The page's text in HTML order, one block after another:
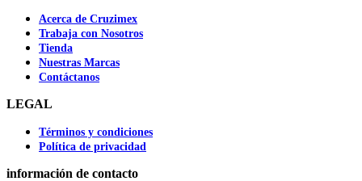
Acerca de Cruzimex
Trabaja con Nosotros
Tienda
Nuestras Marcas
Contáctanos
LEGAL
Términos y condiciones
Política de privacidad
información de contacto